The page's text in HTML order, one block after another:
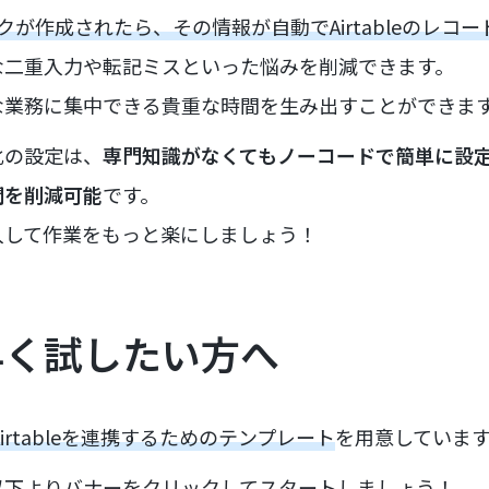
が作成されたら、その情報が自動でAirtableのレコー
重入力や転記ミスといった悩みを削減できます。
務に集中できる貴重な時間を生み出すことができま
設定は、 専門知識がなくてもノーコードで簡単に設
削減可能です。
て作業をもっと楽にしましょう！
試したい方へ
を連携するためのテンプレートを用意していま